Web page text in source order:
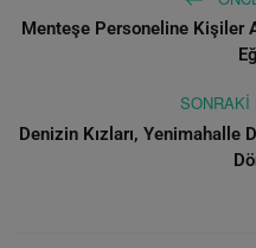
Menteşe Personeline Kişiler
SONRAKI
Denizin Kızları, Yenimahalle